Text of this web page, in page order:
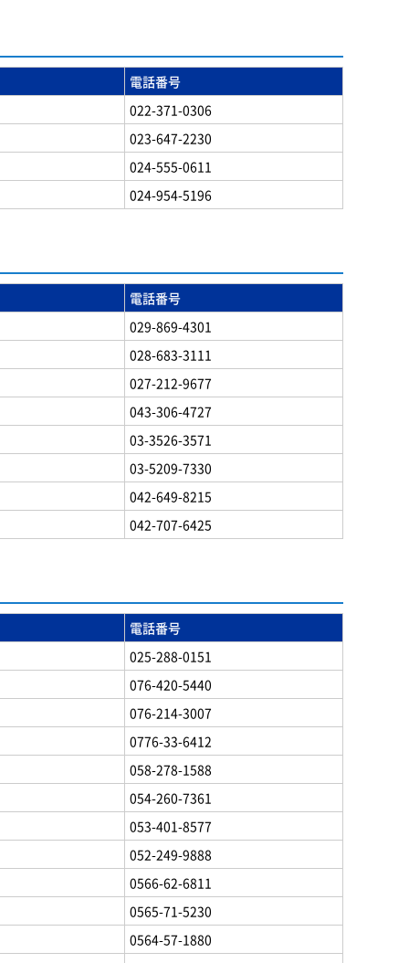
電話番号
022-371-0306
023-647-2230
024-555-0611
024-954-5196
電話番号
029-869-4301
028-683-3111
027-212-9677
043-306-4727
03-3526-3571
03-5209-7330
042-649-8215
042-707-6425
電話番号
025-288-0151
076-420-5440
076-214-3007
0776-33-6412
058-278-1588
054-260-7361
053-401-8577
052-249-9888
0566-62-6811
0565-71-5230
0564-57-1880